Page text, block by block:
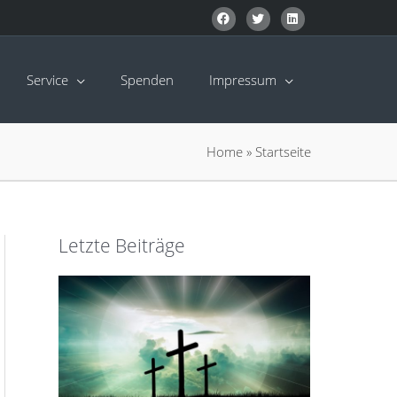
Service Spenden Impressum
Home » Startseite
Letzte Beiträge